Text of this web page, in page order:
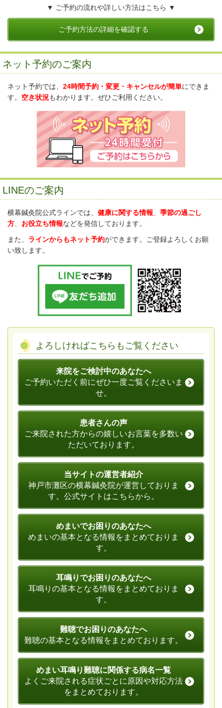
▼ ご予約の流れや詳しい方法はこちら ▼
ご予約方法の詳細を確認する
ネット予約のご案内
ネット予約では、 24時間予約・変更・キャンセルが簡単にできま
す。 空き状況もわかります。ぜひご利用ください。
LINEのご案内
横幕鍼灸院公式ラインでは、 健康に関する情報、 季節の過ごし
方、 お役立ち情報などを発信しております。
また、 ラインからもネット予約ができます。ご登録よろしくお願
い致します。
よろしければこちらもご覧ください
来院をご検討中のあなたへ
ご予約いただく前にぜひ一度ご覧くださいま
せ。
患者さんの声
ご来院された方からの嬉しいお言葉を多数い
ただいております。
当サイトの運営者紹介
神戸市灘区の横幕鍼灸院が運営しておりま
す。公式サイトはこちらから。
めまいでお困りのあなたへ
めまいの基本となる情報をまとめておりま
す。
耳鳴りでお困りのあなたへ
耳鳴りの基本となる情報をまとめておりま
す。
難聴でお困りのあなたへ
難聴の基本となる情報をまとめております。
めまい耳鳴り難聴に関係する病名一覧
よくご来院される症状ごとに原因や対応方法
をまとめております。